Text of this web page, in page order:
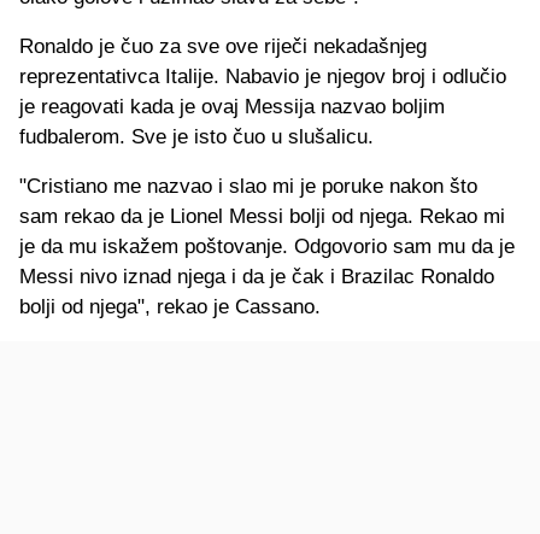
Ronaldo je čuo za sve ove riječi nekadašnjeg
reprezentativca Italije. Nabavio je njegov broj i odlučio
je reagovati kada je ovaj Messija nazvao boljim
fudbalerom. Sve je isto čuo u slušalicu.
"Cristiano me nazvao i slao mi je poruke nakon što
sam rekao da je Lionel Messi bolji od njega. Rekao mi
je da mu iskažem poštovanje. Odgovorio sam mu da je
Messi nivo iznad njega i da je čak i Brazilac Ronaldo
bolji od njega", rekao je Cassano.